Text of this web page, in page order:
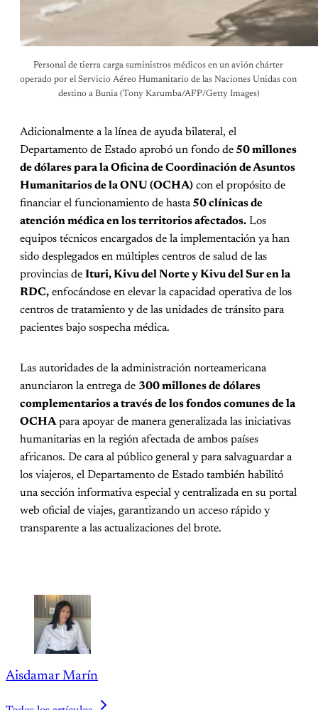
Personal de tierra carga suministros médicos en un avión chárter
operado por el Servicio Aéreo Humanitario de las Naciones Unidas con
destino a Bunia (Tony Karumba/AFP/Getty Images)
Adicionalmente a la línea de ayuda bilateral, el
Departamento de Estado aprobó un fondo de 50 millones
de dólares para la Oficina de Coordinación de Asuntos
Humanitarios de la ONU (OCHA) con el propósito de
financiar el funcionamiento de hasta50 clínicas de
atención médica en los territorios afectados. Los
equipos técnicos encargados de la implementación ya han
sido desplegados en múltiples centros de salud de las
provincias de Ituri, Kivu del Norte y Kivu del Sur en la
RDC, enfocándose en elevar la capacidad operativa de los
centros de tratamiento y de las unidades de tránsito para
pacientes bajo sospecha médica.
Las autoridades de la administración norteamericana
anunciaron la entrega de 300 millones de dólares
complementarios a través de los fondos comunes de la
OCHApara apoyar de manera generalizada las iniciativas
humanitarias en la región afectada de ambos países
africanos. De cara al público general y para salvaguardar a
los viajeros, el Departamento de Estado también habilitó
una sección informativa especial y centralizada en su portal
web oficial de viajes, garantizando un acceso rápido y
transparente a las actualizaciones del brote.
Aisdamar Marín